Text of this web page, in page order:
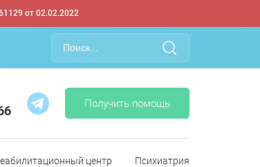
от 02.02.2022
Получить помощь
центр Психиатрия